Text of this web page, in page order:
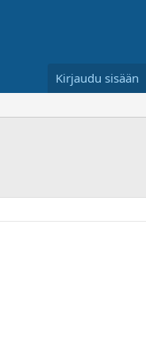
Kirjaudu sisään